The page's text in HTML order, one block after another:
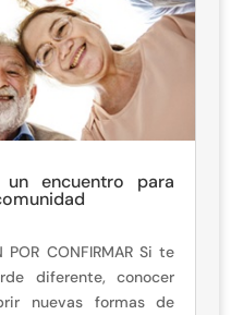
un encuentro para
POR CONFIRMAR Si te
diferente, conocer
nuevas formas de